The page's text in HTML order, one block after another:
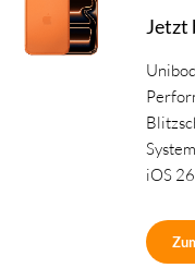
Jetzt
iOS